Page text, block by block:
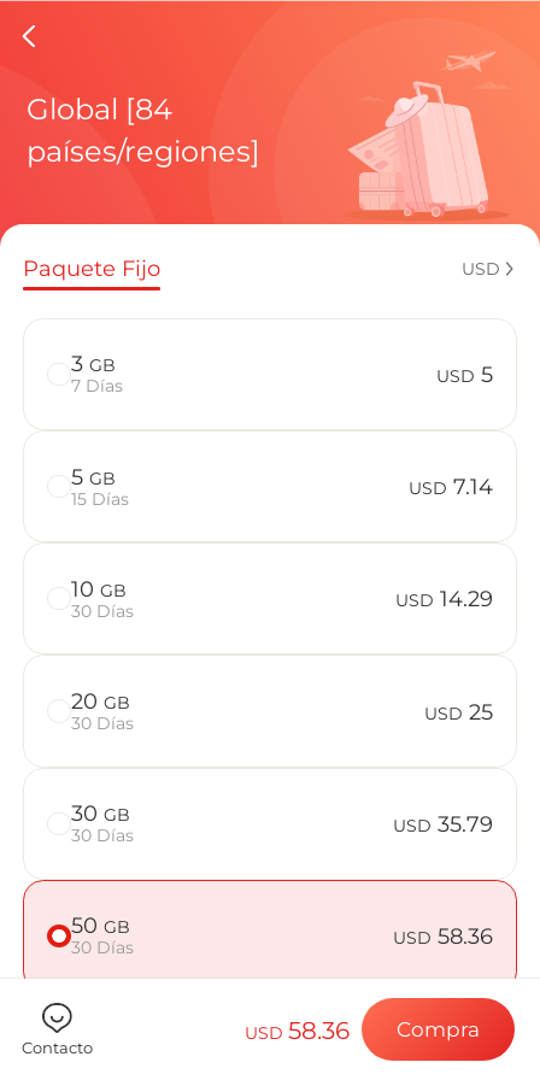
eSIMs
Planes
¿Cómo
Ventajas
Preguntas
Elija su
Instale su
Disfrute de su
Conexión a
Global [84
países/regiones]
Paquete Fijo USD
3 GB
7 Días
USD 5
5 GB
15 Días
USD 7.14
10 GB
30 Días
USD 14.29
20 GB
30 Días
USD 25
30 GB
30 Días
USD 35.79
50 GB
30 Días
USD 58.36
Contacto
USD58.36 Compra